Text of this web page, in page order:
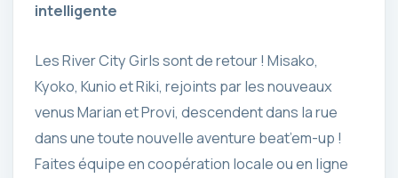
intelligente
Les River City Girls sont de retour ! Misako,
Kyoko, Kunio et Riki, rejoints par les nouveaux
venus Marian et Provi, descendent dans la rue
dans une toute nouvelle aventure beat’em-up !
Faites équipe en coopération locale ou en ligne